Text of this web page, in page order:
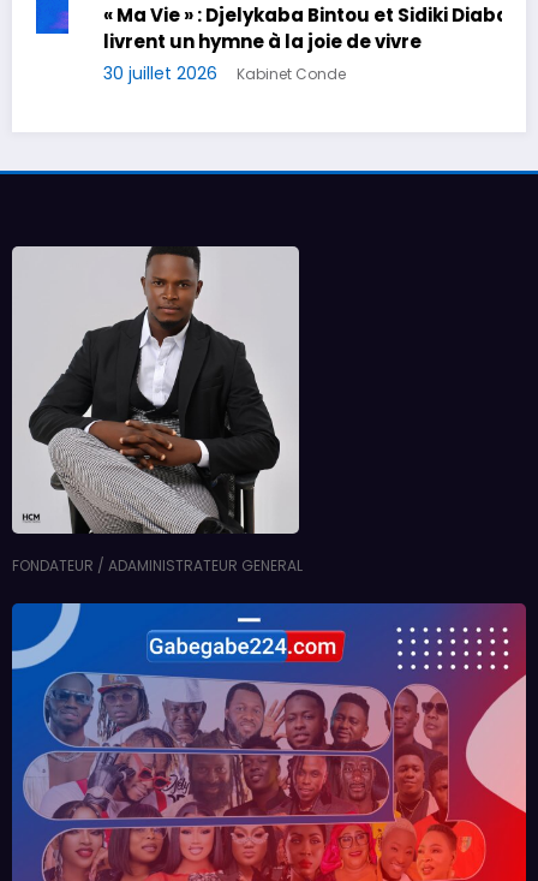
« Ma Vie » : Djelykaba Bintou et Sidiki Diabaté
livrent un hymne à la joie de vivre
30 juillet 2026 Kabinet Conde
FONDATEUR / ADAMINISTRATEUR GENERAL